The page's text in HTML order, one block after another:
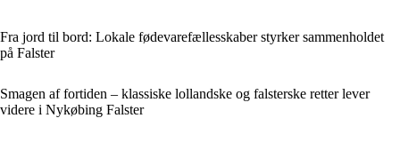
Fra jord til bord: Lokale fødevarefællesskaber styrker sammenholdet
på Falster
Smagen af fortiden – klassiske lollandske og falsterske retter lever
videre i Nykøbing Falster